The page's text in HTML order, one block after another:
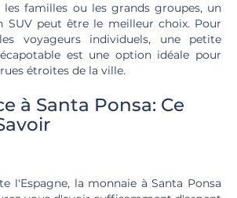
les familles ou les grands groupes, un
SUV peut être le meilleur choix. Pour
voyageurs individuels, une petite
est une option idéale pour
étroites de la ville.
à Santa Ponsa: Ce
l'Espagne, la monnaie à Santa Ponsa